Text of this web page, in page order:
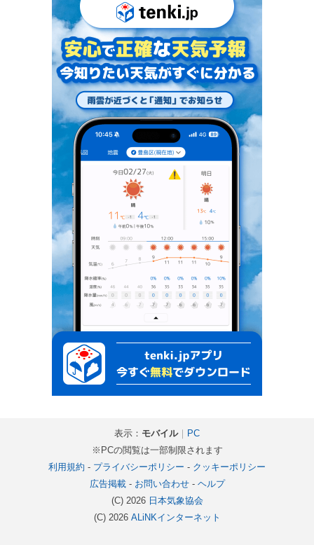
表示： モバイル｜ PC
※PCの閲覧は一部制限されます
利用規約 - プライバシーポリシー - クッキーポリシー
広告掲載- お問い合わせ- ヘルプ
(C) 2026 日本気象協会
(C) 2026 ALiNKインターネット